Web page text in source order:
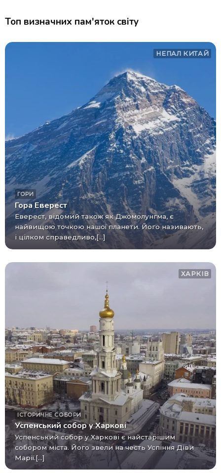
Топ визначних пам'яток світу
НЕПАЛ КИТАЙ
ГОРИ
Гора Еверест
Еверест, відомий також як Джомолунгма, є
найвищою точкою нашої планети. Його називають,
і цілком справедливо,[...]
ХАРКІВ
ІСТОРИЧНЕ СОБОРИ
Успенський собор у Харкові
Успенський собор у Харкові є найстарішим
собором міста. Його звели на честь Успіння Діви
Марії.[...]